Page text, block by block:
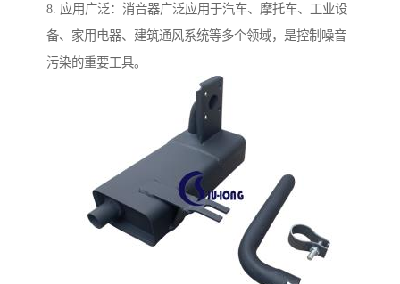
8. 应用广泛：消音器广泛应用于汽车、摩托车、工业设
备、家用电器、建筑通风系统等多个领域，是控制噪音
污染的重要工具。